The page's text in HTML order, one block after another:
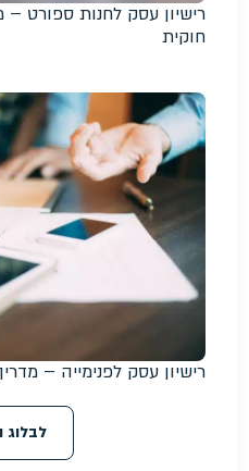
רישיון עסק לחנות ספורט
חוקית
רישיון עסק לפנימייה –